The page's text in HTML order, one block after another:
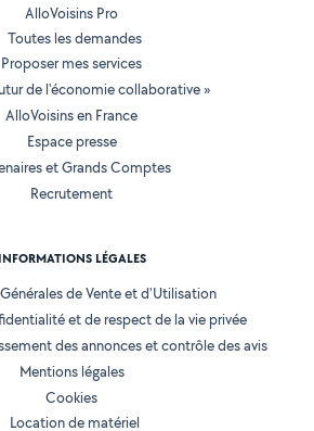
AlloVoisins Pro
Toutes les demandes
Proposer mes services
de l'économie collaborative »
AlloVoisins en France
Espace presse
et Grands Comptes
Recrutement
INFORMATIONS LÉGALES
de Vente et d'Utilisation
et de respect de la vie privée
des annonces et contrôle des avis
Mentions légales
Cookies
Location de matériel